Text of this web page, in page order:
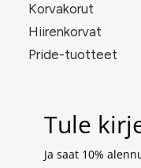
Korvakorut
Hiirenkorvat
Pride-tuotteet
Tule
Ja saat 10%